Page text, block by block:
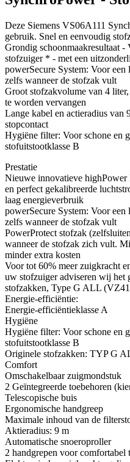
Deze Siemens VS06A111
gebruik. Snel en eenvoudig
Grondig schoonmaakresultaat
stofzuiger * - met een
powerSecure System: Voor
zelfs wanneer de stofzak vult
Groot stofzakvolume van 4
te worden vervangen
Lange kabel en actieradius van
stopcontact
Hygiëne filter: Voor schone en
stofuitstootklasse B
Prestatie
Nieuwe innovatieve highPower
en perfect gekalibreerde
laag energieverbruik
powerSecure System: Voor
zelfs wanneer de stofzak vult
PowerProtect stofzak
wanneer de stofzak zich vult.
minder extra kosten
Voor tot 60% meer zuigkracht
uw stofzuiger adviseren wij het
stofzakken, Type G ALL
Energie-efficiëntie:
Energie-efficiëntieklasse A
Hygiëne
Hygiëne filter: Voor schone en
stofuitstootklasse B
Originele stofzakken: TYP G
Comfort
Omschakelbaar zuigmondstuk
2 Geïntegreerde toebehoren
Telescopische buis
Ergonomische handgreep
Maximale inhoud van de
Aktieradius: 9 m
Automatische snoeroproller
2 handgrepen voor comfortabel